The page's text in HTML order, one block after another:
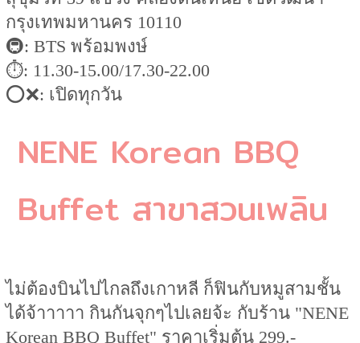
กรุงเทพมหานคร 10110
🚇: BTS พร้อมพงษ์
⏱: 11.30-15.00/17.30-22.00
⭕️❌: เปิดทุกวัน
NENE Korean BBQ
Buffet สาขาสวนเพลิน
ไม่ต้องบินไปไกลถึงเกาหลี ก็ฟินกับหมูสามชั้น
ได้จ้าาาาา กินกันจุกๆไปเลยจ้ะ กับร้าน "NENE
Korean BBQ Buffet" ราคาเริ่มต้น 299.-